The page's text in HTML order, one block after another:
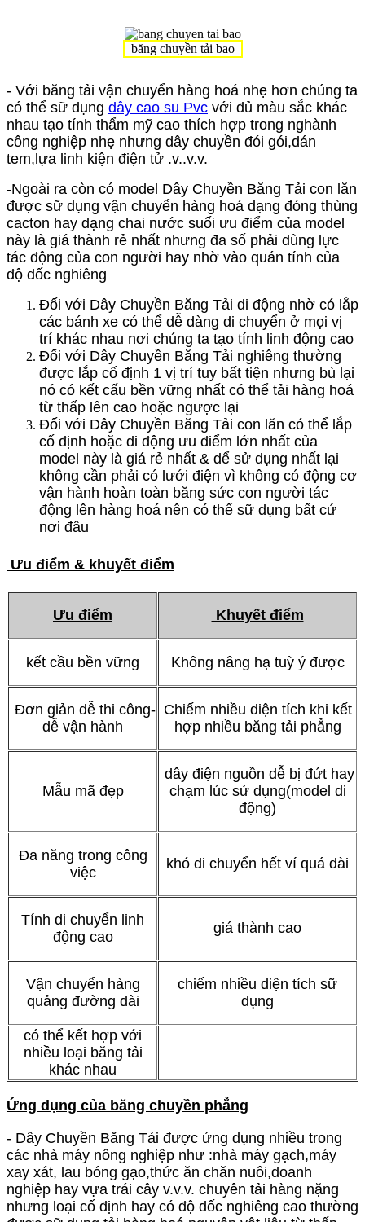
băng chuyền tải bao
- Với băng tải vận chuyển hàng hoá nhẹ hơn chúng ta
có thể sữ dụng dây cao su Pvc với đủ màu sắc khác
nhau tạo tính thẩm mỹ cao thích hợp trong nghành
công nghiệp nhẹ nhưng dây chuyền đói gói,dán
tem,lựa linh kiện điện tử .v..v.v.
-Ngoài ra còn có model Dây Chuyền Băng Tải con lăn
được sữ dụng vận chuyển hàng hoá dạng đóng thùng
cacton hay dạng chai nước suối ưu điểm của model
này là giá thành rẻ nhất nhưng đa số phải dùng lực
tác động của con người hay nhờ vào quán tính của
độ dốc nghiêng
Đối với Dây Chuyền Băng Tải di động nhờ có lắp
các bánh xe có thể dễ dàng di chuyển ở mọi vị
trí khác nhau nơi chúng ta tạo tính linh động cao
Đối với Dây Chuyền Băng Tải nghiêng thường
được lắp cố định 1 vị trí tuy bất tiện nhưng bù lại
nó có kết cấu bền vững nhất có thể tải hàng hoá
từ thấp lên cao hoặc ngược lại
Đối với Dây Chuyền Băng Tải con lăn có thể lắp
cố định hoặc di động ưu điểm lớn nhất của
model này là giá rẻ nhất & dể sử dụng nhất lại
không cần phải có lưới điện vì không có động cơ
vận hành hoàn toàn băng sức con người tác
động lên hàng hoá nên có thể sữ dụng bất cứ
nơi đâu
Ưu điểm & khuyết điểm
Ưu điểm Khuyết điểm
kết cầu bền vững Không nâng hạ tuỳ ý được
Đơn giản dễ thi công-
dễ vận hành
Chiếm nhiều diện tích khi kết
hợp nhiều băng tải phẳng
Mẫu mã đẹp
dây điện nguồn dễ bị đứt hay
chạm lúc sử dụng(model di
động)
Đa năng trong công
việc
khó di chuyển hết ví quá dài
Tính di chuyển linh
động cao
giá thành cao
Vận chuyển hàng
quảng đường dài
chiếm nhiều diện tích sữ
dụng
có thể kết hợp với
nhiều loại băng tải
khác nhau
Ứng dụng của băng chuyền phẳng
- Dây Chuyền Băng Tải được ứng dụng nhiều trong
các nhà máy nông nghiệp như :nhà máy gạch,máy
xay xát, lau bóng gạo,thức ăn chăn nuôi,doanh
nghiệp hay vựa trái cây v.v.v. chuyên tải hàng nặng
nhưng loại cố định hay có độ dốc nghiêng cao thường